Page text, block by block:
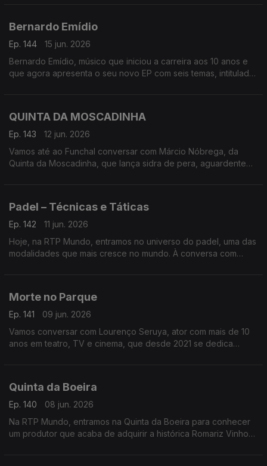
Bernardo Emídio
Ep. 144
15 jun. 2026
Bernardo Emídio, músico que iniciou a carreira aos 10 anos e
que agora apresenta o seu novo EP com seis temas, intitulado
QUINTA DA MOSCADINHA
Ep. 143
12 jun. 2026
Vamos até ao Funchal conversar com Márcio Nóbrega, da
Quinta da Moscadinha, que lança sidra de pera, aguardente
Padel – Técnicas e Táticas
Ep. 142
11 jun. 2026
Hoje, na RTP Mundo, entramos no universo do padel, uma das
modalidades que mais cresce no mundo. À conversa com
Morte no Parque
Ep. 141
09 jun. 2026
Vamos conversar com Lourenço Seruya, ator com mais de 10
anos em teatro, TV e cinema, que desde 2021 se dedica
Quinta da Boeira
Ep. 140
08 jun. 2026
Na RTP Mundo, entramos na Quinta da Boeira para conhecer
um produtor que acaba de adquirir a histórica Romariz Vinhos.